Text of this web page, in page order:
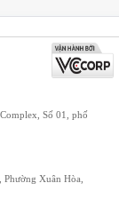
Số 01, phố
Xuân Hòa,